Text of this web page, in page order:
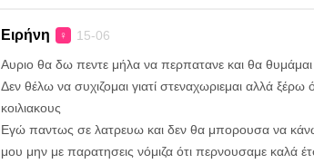
Ειρήνη ♀ 15-06
Αυριο θα δω πεντε μήλα να περπατανε και θα
Δεν θέλω να συχιζομαι γιατί στεναχωριεμαι αλλά
κοιλιακους
Εγώ παντως σε λατρευω και δεν θα μπορουσα να
μου μην με παρατησεις νόμιζα ότι περνουσαμε καλά